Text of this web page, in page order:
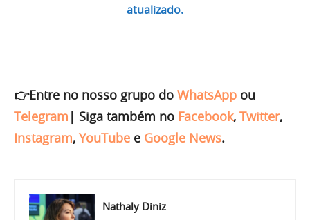
atualizado.
👉Entre no nosso grupo do WhatsApp ou
Telegram | Siga também no Facebook, Twitter,
Instagram, YouTube e Google News.
Nathaly Diniz